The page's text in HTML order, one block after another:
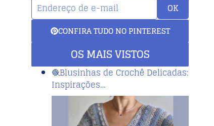
OK
CONFIRA TUDO NO PINTEREST
OS MAIS VISTOS
🧶Blusinhas de Crochê Delicadas:
Inspirações…